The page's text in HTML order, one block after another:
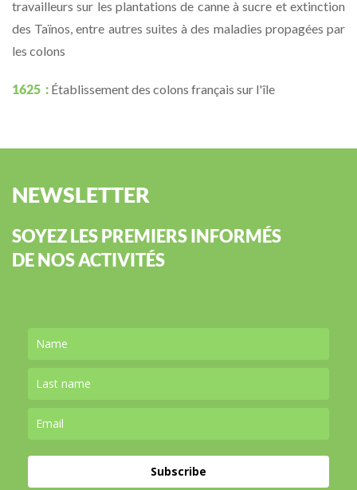
travailleurs sur les plantations de canne à sucre et extinction
des Taïnos, entre autres suites à des maladies propagées par
les colons
1625 : Établissement des colons français sur l'île
NEWSLETTER
SOYEZ LES PREMIERS INFORMÉS
DE NOS ACTIVITÉS
Subscribe